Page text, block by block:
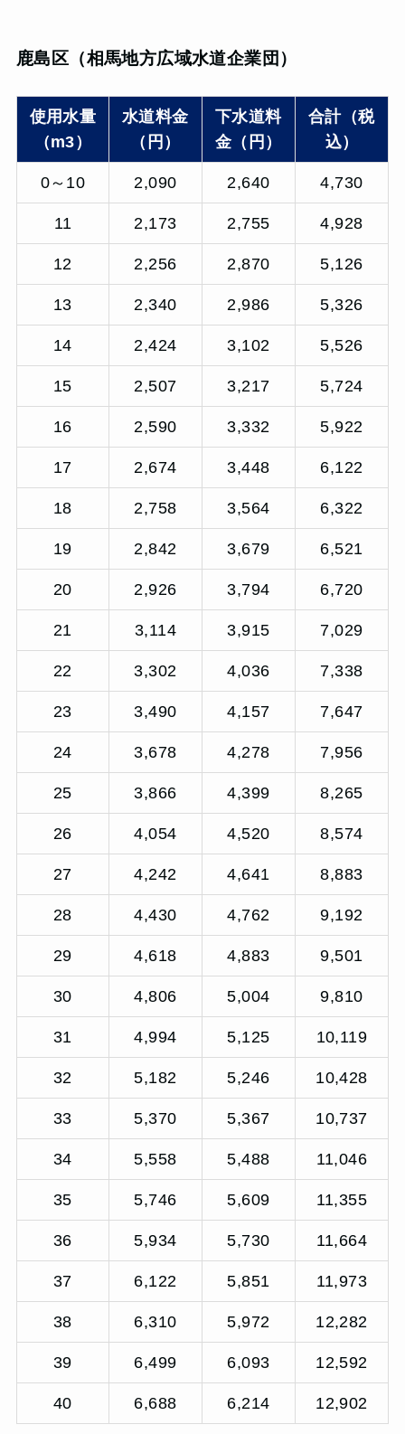
鹿島区（相馬地方広域水道企業団）
使用水量
（m3）
水道料金
（円）
下水道料
金（円）
合計（税
込）
0～10 2,090 2,640 4,730
11 2,173 2,755 4,928
12 2,256 2,870 5,126
13 2,340 2,986 5,326
14 2,424 3,102 5,526
15 2,507 3,217 5,724
16 2,590 3,332 5,922
17 2,674 3,448 6,122
18 2,758 3,564 6,322
19 2,842 3,679 6,521
20 2,926 3,794 6,720
21 3,114 3,915 7,029
22 3,302 4,036 7,338
23 3,490 4,157 7,647
24 3,678 4,278 7,956
25 3,866 4,399 8,265
26 4,054 4,520 8,574
27 4,242 4,641 8,883
28 4,430 4,762 9,192
29 4,618 4,883 9,501
30 4,806 5,004 9,810
31 4,994 5,125 10,119
32 5,182 5,246 10,428
33 5,370 5,367 10,737
34 5,558 5,488 11,046
35 5,746 5,609 11,355
36 5,934 5,730 11,664
37 6,122 5,851 11,973
38 6,310 5,972 12,282
39 6,499 6,093 12,592
40 6,688 6,214 12,902